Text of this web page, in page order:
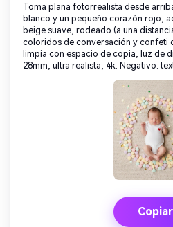
Toma plana fotorrealista desde
blanco y un pequeño corazón rojo,
beige suave, rodeado (a una
coloridos de conversación y confeti
limpia con espacio de copia, luz de
28mm, ultra realista, 4k. Negativo:
Copiar